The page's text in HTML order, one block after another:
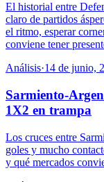
El historial entre
claro de partidos
el ritmo, esperar
conviene tener
Análisis·14 de junio,
Sarmiento-
1X2 en trampa
Los cruces entre
goles y mucho
y qué mercados